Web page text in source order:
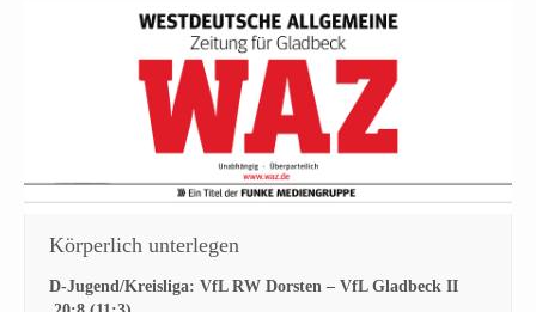
Körperlich unterlegen
D-Jugend/Kreisliga: VfL RW Dorsten – VfL Gladbeck II